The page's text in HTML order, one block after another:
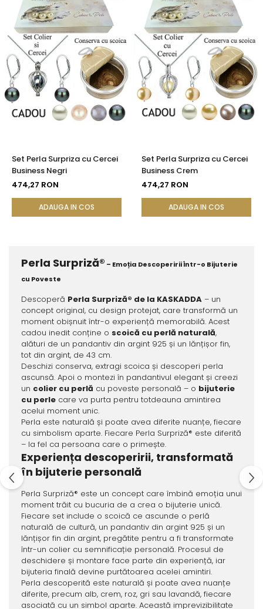
Set Perla Surpriza cu Cercei
Business Negri
474,27 RON
ADAUGA IN COS
Set Perla Surpriza cu Cercei
Business Crem
474,27 RON
ADAUGA IN COS
Perla Surpriză® – Emoția Descoperirii Într-o Bijuterie
cu Poveste
Descoperă Perla Surpriză® de la KASKADDA– un
concept original, cu design protejat, care transformă un
moment obișnuit într-o experiență memorabilă. Acest
cadou inedit conține o scoică cu perlă naturală,
alături de un pandantiv din argint 925 și un lănțișor fin,
tot din argint, de 43 cm.
Deschizi conserva, extragi scoica și descoperi perla
ascunsă. Apoi o montezi în pandantivul elegant și creezi
un colier cu perlă cu poveste personală – o bijuterie
cu perlecare va purta pentru totdeauna amintirea
acelui moment unic.
Perla este naturală și poate avea diferite nuanțe, fiecare
cu simbolism aparte. Fiecare Perla Surpriză® este diferită
– la fel ca persoana care o primește.
Experiența descoperirii, transformată
în bijuterie personală
Perla Surpriză® este un concept care îmbină emoția unui
moment trăit cu bucuria de a crea o bijuterie unică.
Fiecare set include o scoică ce ascunde o perlă
naturală de cultură, un pandantiv din argint 925 și un
lănțișor fin din argint, pregătite pentru a fi transformate
într-un colier cu semnificație personală. Procesul de
deschidere și montare face parte din experiență, iar
bijuteria finală devine purtătoarea acelei amintiri.
Perla descoperită este naturală și poate avea nuanțe
diferite, precum alb, crem, roz, gri sau lavandă, fiecare
asociată cu un simbol aparte. Această imprevizibilitate